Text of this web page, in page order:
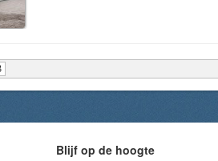
Blijf op de hoogte